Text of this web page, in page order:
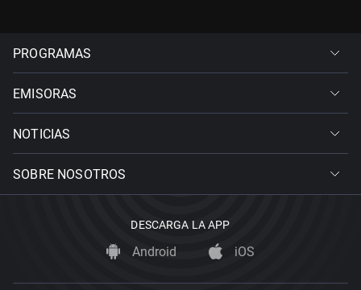
PROGRAMAS
EMISORAS
NOTICIAS
SOBRE NOSOTROS
DESCARGA LA APP
Android iOS